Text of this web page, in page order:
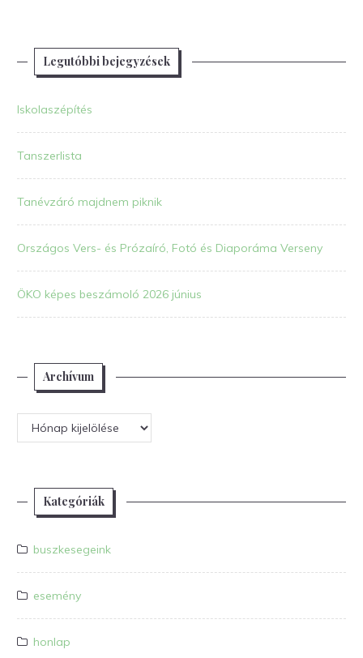
Legutóbbi bejegyzések
Iskolaszépítés
Tanszerlista
Tanévzáró majdnem piknik
Országos Vers- és Prózaíró, Fotó és Diaporáma Verseny
ÖKO képes beszámoló 2026 június
Archívum
Archívum
Kategóriák
buszkesegeink
esemény
honlap